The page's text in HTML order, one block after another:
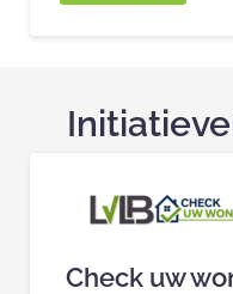
Check uw